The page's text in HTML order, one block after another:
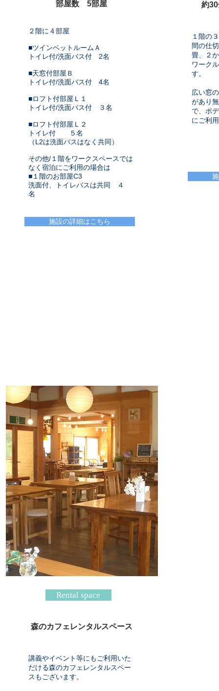
部屋数 5部屋
２階に４部屋
■ツインベットルームＡ
トイレ付/洗面バス付 2名
■天窓付部屋Ｂ
トイレ付/洗面バス付 4名
■ロフト付部屋Ｌ１
トイレ付/洗面バス付 ３名
■ロフト付部屋Ｌ２
トイレ付 ５名
（L2は洗面バスはなく共同）
その他/１階をワークスペースでは
なく 宿泊にご利用の場合は
■１階のお部屋C3
洗面付、トイレバスは共同 ４
名
施設の詳細はこちら​
約
１階の
間の仕
畳、２
ワーク
す。
広い窓
があり
で、 ボ
にご利
Rental space
森のカフェレンタルスペース
講義やイベント等にもご利用いた
だける森のカフェレンタルスペー
スもございます。